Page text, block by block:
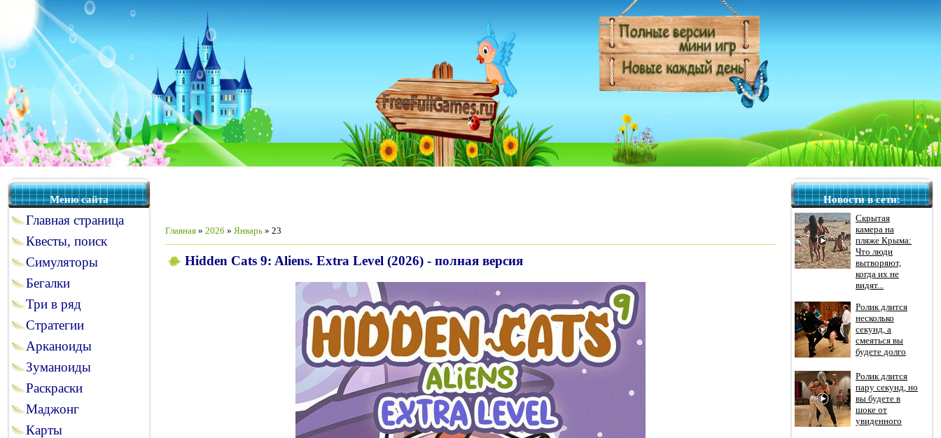
Меню сайта
Главная страница
Квесты, поиск
Симуляторы
Бегалки
Три в ряд
Стратегии
Арканоиды
Зуманоиды
Раскраски
Маджонг
Карты
Главная » 2026 » Январь » 23
Hidden Cats 9: Aliens. Extra Level (2026) - полная версия
Новости в сети:
Скрытая
камера на
пляже Крыма:
Что люди
вытворяют,
когда их не
видят...
Ролик длится
несколько
секунд, а
смеяться вы
будете долго
Ролик длится
пару секунд, но
вы будете в
шоке от
увиденного